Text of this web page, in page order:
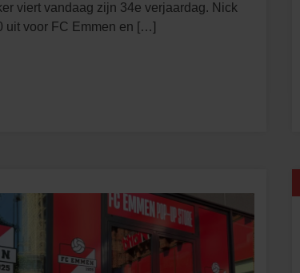
viert vandaag zijn 34e verjaardag. Nick
uit voor FC Emmen en […]